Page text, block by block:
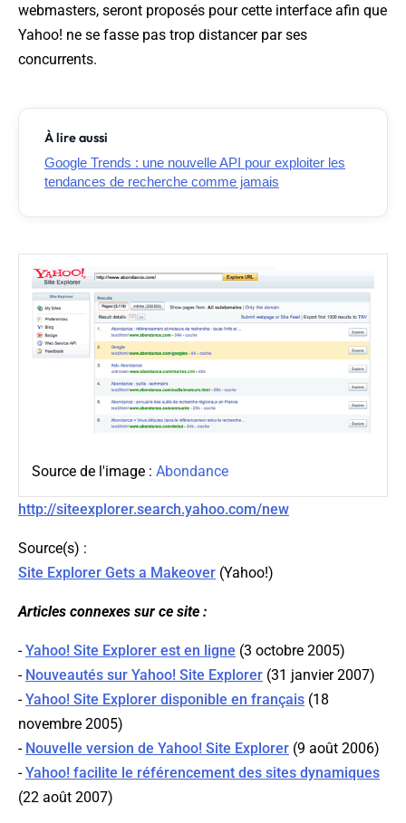
webmasters, seront proposés pour cette interface afin que
Yahoo! ne se fasse pas trop distancer par ses
concurrents.
À lire aussi
Google Trends : une nouvelle API pour exploiter les
tendances de recherche comme jamais
Source de l'image : Abondance
http://siteexplorer.search.yahoo.com/new
Source(s) :
Site Explorer Gets a Makeover (Yahoo!)
Articles connexes sur ce site :
-Yahoo! Site Explorer est en ligne (3 octobre 2005)
- Nouveautés sur Yahoo! Site Explorer (31 janvier 2007)
-Yahoo! Site Explorer disponible en français (18
novembre 2005)
- Nouvelle version de Yahoo! Site Explorer (9 août 2006)
-Yahoo! facilite le référencement des sites dynamiques
(22 août 2007)